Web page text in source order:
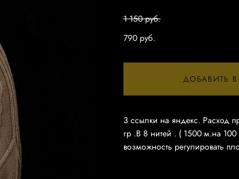
1 150 pуб.
790 pуб.
ДОБАВИТЬ
3 ссылки на яндекс. Расход
гр .В 8 нитей . ( 1500 м.на 100
возможность регулировать